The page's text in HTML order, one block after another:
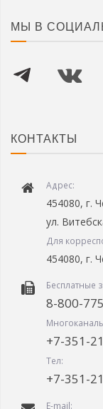
МЫ В
КОНТАКТЫ
Адрес:
454080, г.
ул.
Для
454080, г.
Бесплатные
8-800-
+7-351-
Тел:
+7-351-
E-mail: